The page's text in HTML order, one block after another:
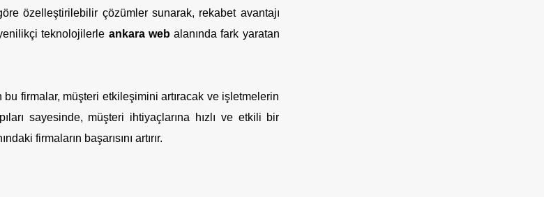
özelleştirilebilir çözümler sunarak, rekabet avantajı
teknolojilerle ankara webalanında fark yaratan
firmalar, müşteri etkileşimini artıracak ve işletmelerin
sayesinde, müşteri ihtiyaçlarına hızlı ve etkili bir
firmaların başarısını artırır.